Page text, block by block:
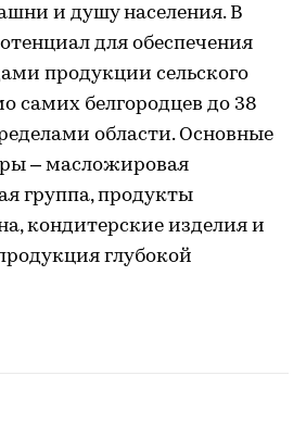
и душу населения. В
для обеспечения
продукции сельского
самих белгородцев до 38
области. Основные
– масложировая
группа, продукты
кондитерские изделия и
глубокой